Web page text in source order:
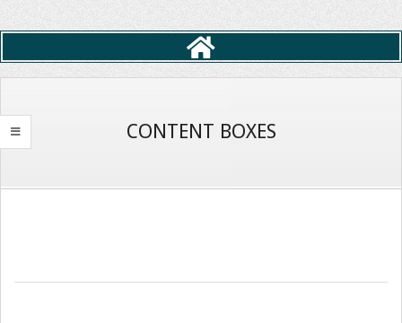
Primary
Menu
CONTENT BOXES